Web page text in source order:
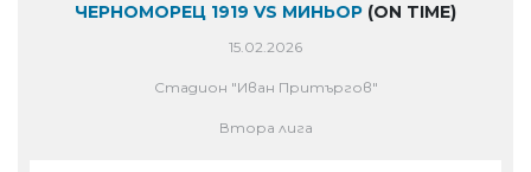
ЧЕРНОМОРЕЦ 1919 VS МИНЬОР (ON TIME)
15.02.2026
Стадион "Иван Притъргов"
Втора лига